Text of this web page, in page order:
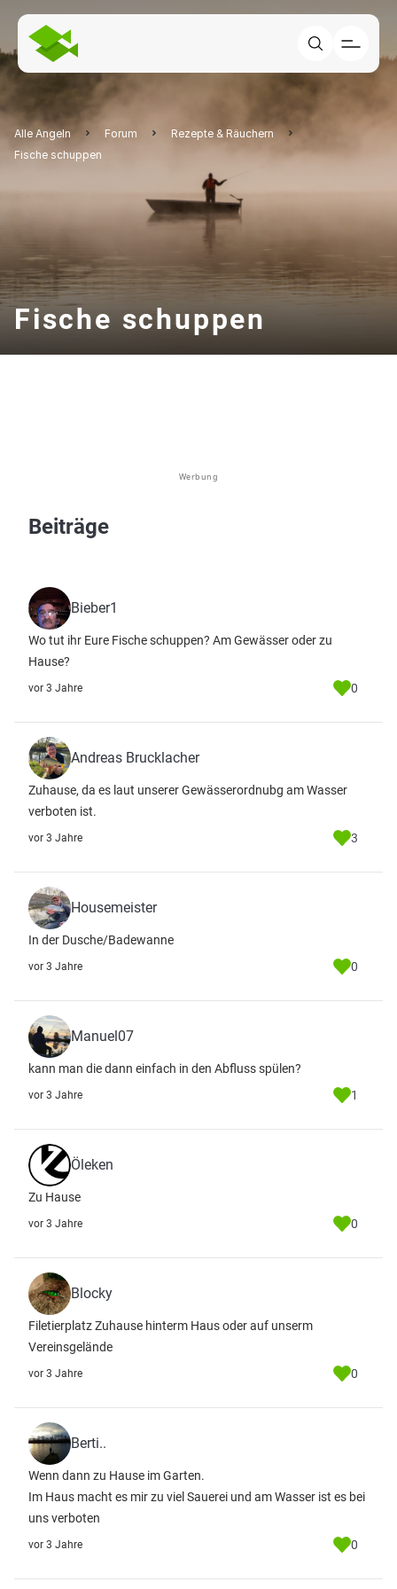
Alle Angeln Forum
Rezepte & Räuchern
Fische schuppen
Fische schuppen
Werbung
Beiträge
Bieber1
Wo tut ihr Eure Fische schuppen? Am Gewässer oder zu
Hause?
vor 3 Jahre 0
Andreas Brucklacher
Zuhause, da es laut unserer Gewässerordnubg am Wasser
verboten ist.
vor 3 Jahre 3
Housemeister
In der Dusche/Badewanne
vor 3 Jahre 0
Manuel07
kann man die dann einfach in den Abfluss spülen?
vor 3 Jahre 1
Öleken
Zu Hause
vor 3 Jahre 0
Blocky
Filetierplatz Zuhause hinterm Haus oder auf unserm
Vereinsgelände
vor 3 Jahre 0
Berti..
Wenn dann zu Hause im Garten.
Im Haus macht es mir zu viel Sauerei und am Wasser ist es bei
uns verboten
vor 3 Jahre 0